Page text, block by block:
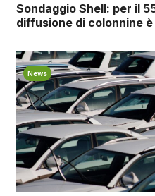
Sondaggio Shell: per il
diffusione di colonnine
News